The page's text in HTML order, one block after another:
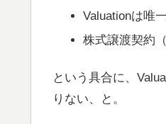
Valuationは唯
株式譲渡契約
という具合に、
りない、と。